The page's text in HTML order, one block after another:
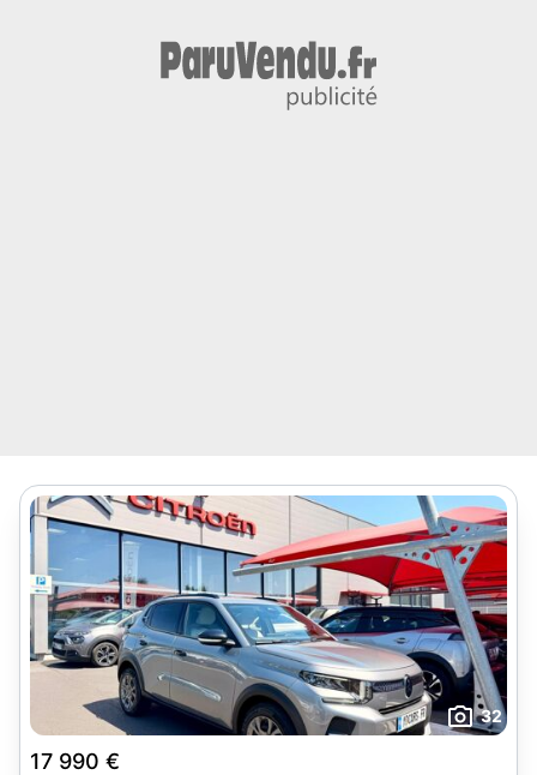
32
17 990 €